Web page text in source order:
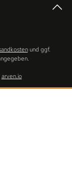
arven.io
und ggf.